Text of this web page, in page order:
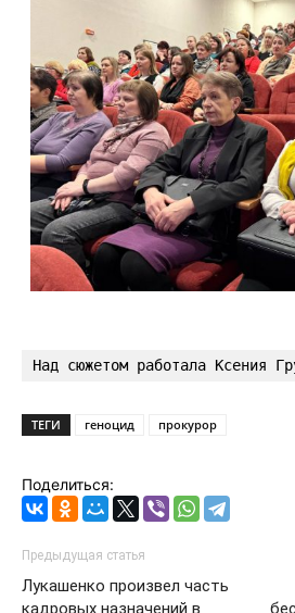
Над сюжетом работала Ксения
ТЕГИ геноцид прокурор
Поделиться:
Предыдущая статья
Лукашенко произвел часть
кадровых назначений в